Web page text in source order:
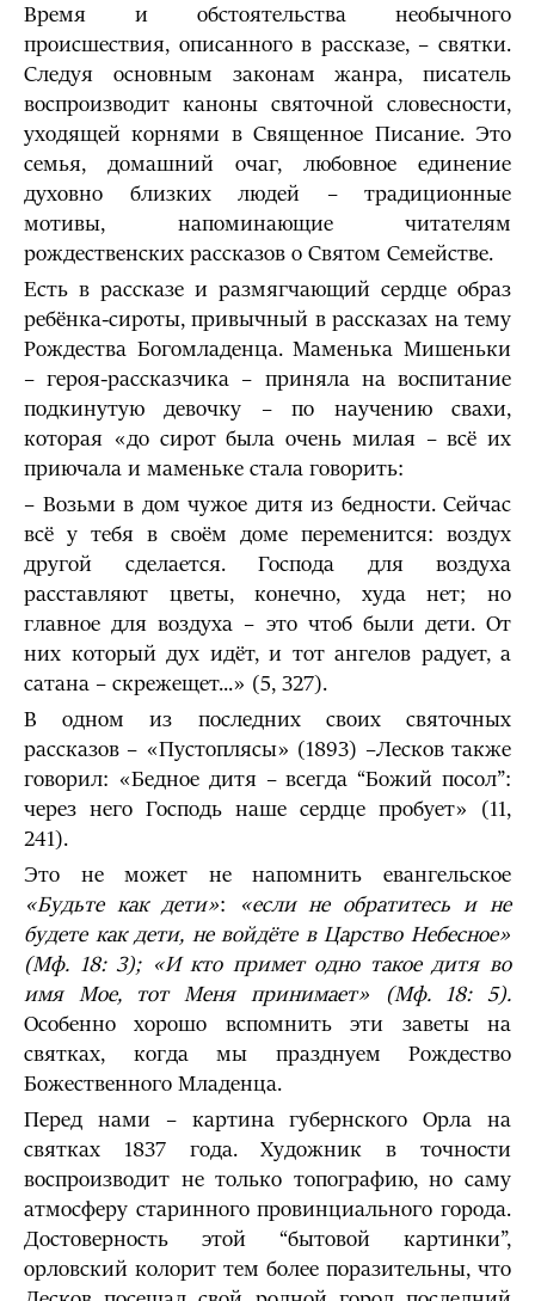
Время и обстоятельства необычного
происшествия, описанного в рассказе, – святки.
Следуя основным законам жанра, писатель
воспроизводит каноны святочной словесности,
уходящей корнями в Священное Писание. Это
семья, домашний очаг, любовное единение
духовно близких людей – традиционные
мотивы, напоминающие читателям
рождественских рассказов о Святом Семействе.
Есть в рассказе и размягчающий сердце образ
ребёнка-сироты, привычный в рассказах на тему
Рождества Богомладенца. Маменька Мишеньки
– героя-рассказчика – приняла на воспитание
подкинутую девочку – по научению свахи,
которая «до сирот была очень милая – всё их
приючала и маменьке стала говорить:
– Возьми в дом чужое дитя из бедности. Сейчас
всё у тебя в своём доме переменится: воздух
другой сделается. Господа для воздуха
расставляют цветы, конечно, худа нет; но
главное для воздуха – это чтоб были дети. От
них который дух идёт, и тот ангелов радует, а
сатана – скрежещет...» (5, 327).
В одном из последних своих святочных
рассказов – «Пустоплясы» (1893) –Лесков также
говорил: «Бедное дитя – всегда “Божий посол”:
через него Господь наше сердце пробует» (11,
241).
Это не может не напомнить евангельское
«Будьте как дети»:
«если не обратитесь и не
будете как дети, не войдёте в Царство Небесное»
(Мф. 18: 3); «И кто примет одно такое дитя во
имя Мое, тот Меня принимает» (Мф. 18: 5).
Особенно хорошо вспомнить эти заветы на
святках, когда мы празднуем Рождество
Божественного Младенца.
Перед нами – картина губернского Орла на
святках 1837 года. Художник в точности
воспроизводит не только топографию, но саму
атмосферу старинного провинциального города.
Достоверность этой “бытовой картинки”,
орловский колорит тем более поразительны, что